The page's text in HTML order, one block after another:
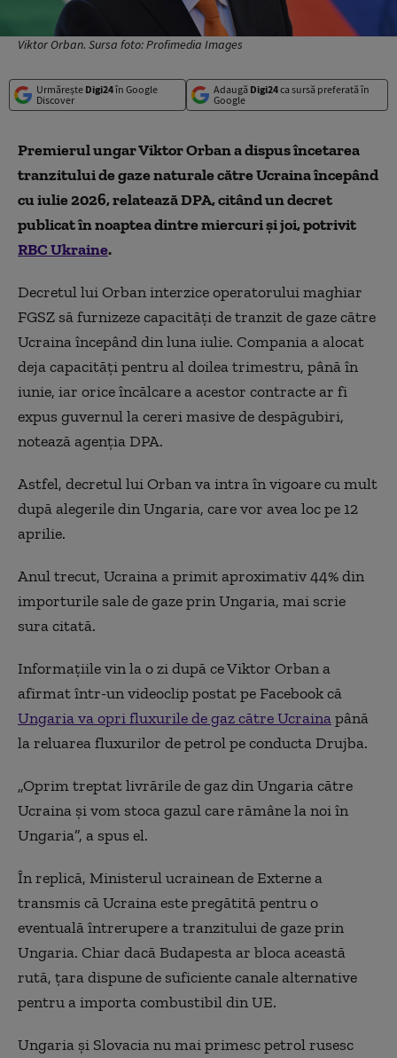
Viktor Orban. Sursa foto: Profimedia Images
Urmărește Digi24în Google
Discover
Adaugă Digi24ca sursă preferată în
Google
Premierul ungar Viktor Orban a dispus încetarea
tranzitului de gaze naturale către Ucraina începând
cu iulie 2026, relatează DPA, citând un decret
publicat în noaptea dintre miercuri și joi, potrivit
RBC Ukraine.
Decretul lui Orban interzice operatorului maghiar
FGSZ să furnizeze capacități de tranzit de gaze către
Ucraina începând din luna iulie. Compania a alocat
deja capacități pentru al doilea trimestru, până în
iunie, iar orice încălcare a acestor contracte ar fi
expus guvernul la cereri masive de despăgubiri,
notează agenția DPA.
Astfel, decretul lui Orban va intra în vigoare cu mult
după alegerile din Ungaria, care vor avea loc pe 12
aprilie.
Anul trecut, Ucraina a primit aproximativ 44% din
importurile sale de gaze prin Ungaria, mai scrie
sura citată.
Informațiile vin la o zi după ce Viktor Orban a
afirmat într-un videoclip postat pe Facebook că
Ungaria va opri fluxurile de gaz către Ucrainapână
la reluarea fluxurilor de petrol pe conducta Drujba.
„Oprim treptat livrările de gaz din Ungaria către
Ucraina şi vom stoca gazul care rămâne la noi în
Ungaria”, a spus el.
În replică, Ministerul ucrainean de Externe a
transmis că Ucraina este pregătită pentru o
eventuală întrerupere a tranzitului de gaze prin
Ungaria. Chiar dacă Budapesta ar bloca această
rută, țara dispune de suficiente canale alternative
pentru a importa combustibil din UE.
Ungaria şi Slovacia nu mai primesc petrol rusesc